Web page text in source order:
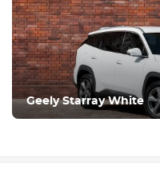
Geely Starray White